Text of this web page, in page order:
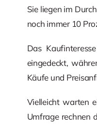
Sie liegen im
noch immer 10
Das
eingedeckt,
Käufe und
Vielleicht warten
Umfrage rechnen